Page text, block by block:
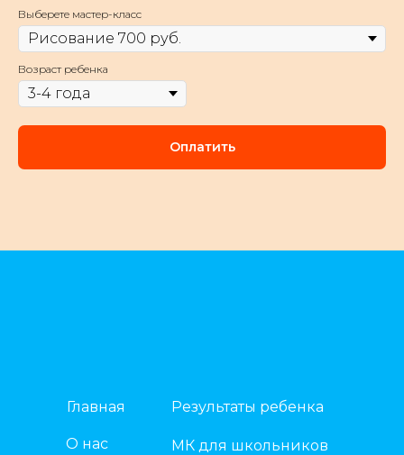
Выберете мастер-класс
Возраст ребенка
Оплатить
Главная
О нас
Результаты ребенка
МК для школьников